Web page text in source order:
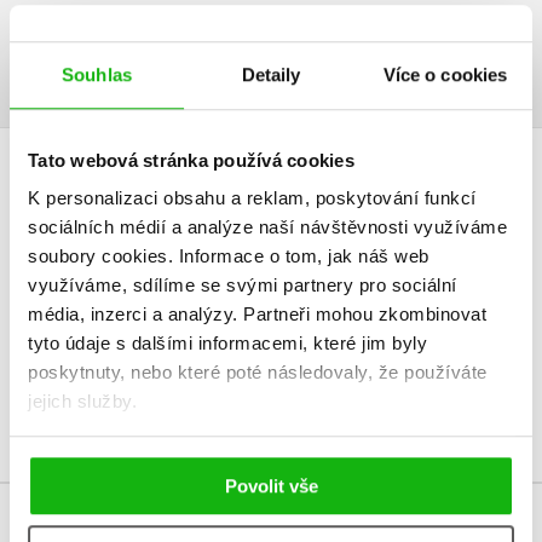
Souhlas Detaily Více o cookies
Tato webová stránka používá cookies
K personalizaci obsahu a reklam, poskytování funkcí
sociálních médií a analýze naší návštěvnosti využíváme
soubory cookies. Informace o tom, jak náš web
využíváme, sdílíme se svými partnery pro sociální
média, inzerci a analýzy. Partneři mohou zkombinovat
tyto údaje s dalšími informacemi, které jim byly
poskytnuty, nebo které poté následovaly, že používáte
jejich služby.
Povolit vše
PDF Ukázka.pdf
HODNOCENÍ ČTENÁŘŮ
V současné době nejsou vytvořena žádná uživatelská hodnocení.
Vaše hodnocení
Uživatelskou recenzi mohou vkládat pouze registrovaní uživatelé
Přihlásit